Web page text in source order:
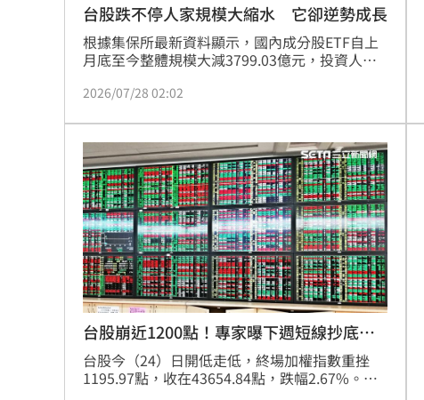
台股跌不停人家規模大縮水 它卻逆勢成長
根據集保所最新資料顯示，國內成分股ETF自上
月底至今整體規模大減3799.03億元，投資人鍾
模變化落在成長0.3%與減少7%之間，僅有凱基
規模仍能逆勢成長，人氣可見一斑。韓股去槓桿
引發全球股市連鎖反應，台股跌幅較大，連帶影
響台股ETF整體規模縮水。
2026/07/28 02:02
台股崩近1200點！專家曝下週短線抄底時
機
台股今（24）日開低走低，終場加權指數重挫
1195.97點，收在43654.84點，跌幅2.67%。資